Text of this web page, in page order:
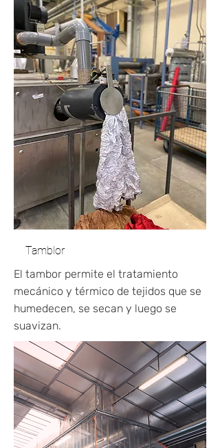
Tamblor
El tambor permite el tratamiento
mecánico y térmico de tejidos que se
humedecen, se secan y luego se
suavizan.